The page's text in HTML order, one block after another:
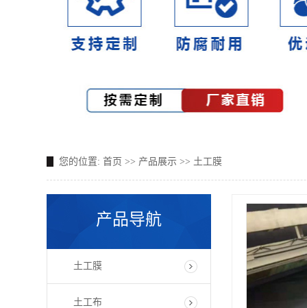
您的位置: 首页 >> 产品展示 >> 土工膜
产品导航
土工膜
土工布